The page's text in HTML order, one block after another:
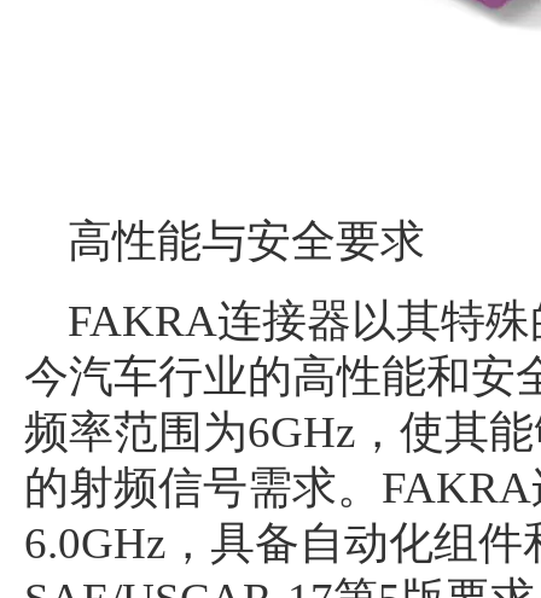
高性能与安全要求
FAKRA连接器以其特
今汽车行业的高性能和安
频率范围为6GHz，使其
的射频信号需求。
6.0GHz，具备自动化组